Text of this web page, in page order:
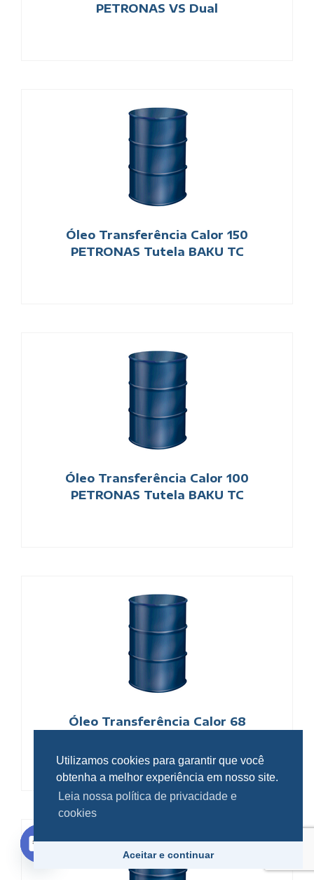
PETRONAS VS Dual
Óleo Transferência Calor 150
PETRONAS Tutela BAKU TC
Óleo Transferência Calor 100
PETRONAS Tutela BAKU TC
Óleo Transferência Calor 68
Fale Conosco
Utilizamos cookies para garantir que você
obtenha a melhor experiência em nosso site.
Leia nossa política de privacidade e
cookies
Aceitar e continuar